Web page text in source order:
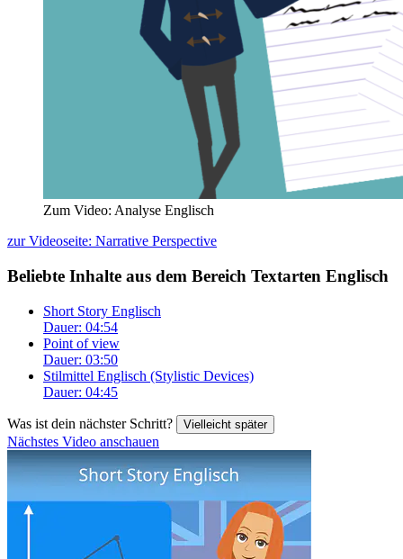
Zum Video: Analyse Englisch
zur Videoseite: Narrative Perspective
Beliebte Inhalte aus dem Bereich Textarten Englisch
Short Story Englisch
Dauer: 04:54
Point of view
Dauer: 03:50
Stilmittel Englisch (Stylistic Devices)
Dauer: 04:45
Was ist dein nächster Schritt? Vielleicht später
Nächstes Video anschauen